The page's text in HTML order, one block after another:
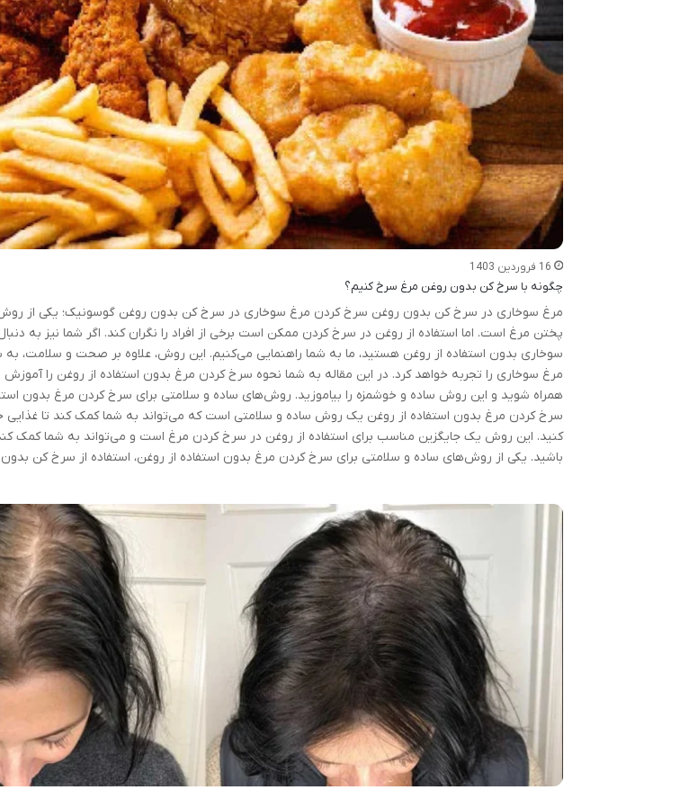
16 فروردین 1403
چگونه با سرخ کن بدون روغن مرغ سرخ کنیم؟
مرغ سوخاری در سرخ کن بدون روغن سرخ کردن مرغ سوخاری در سرخ کن بدون روغن گوسونیک؛ یکی از
پختن مرغ است. اما استفاده از روغن در سرخ کردن ممکن است برخی از افراد را نگران کند. اگر شما نیز به
سوخاری بدون استفاده از روغن هستید، ما به شما راهنمایی می‌کنیم. این روش، علاوه بر صحت و سلامت، به
مرغ سوخاری را تجربه خواهد کرد. در این مقاله به شما نحوه سرخ کردن مرغ بدون استفاده از روغن را آموزش
همراه شوید و این روش ساده و خوشمزه را بیاموزید. روش‌های ساده و سلامتی برای سرخ کردن مرغ بدون
سرخ کردن مرغ بدون استفاده از روغن یک روش ساده و سلامتی است که می‌تواند به شما کمک کند تا
کنید. این روش یک جایگزین مناسب برای استفاده از روغن در سرخ کردن مرغ است و می‌تواند به شما کمک
باشید. یکی از روش‌های ساده و سلامتی برای سرخ کردن مرغ بدون استفاده از روغن، استفاده از سرخ کن